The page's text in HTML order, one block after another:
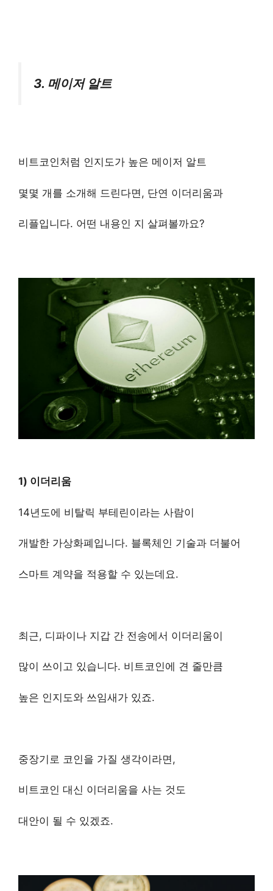
3. 메이저 알트
비트코인처럼 인지도가 높은 메이저 알트
몇몇 개를 소개해 드린다면, 단연 이더리움과
리플입니다. 어떤 내용인 지 살펴볼까요?
1) 이더리움
14년도에 비탈릭 부테린이라는 사람이
개발한 가상화폐입니다. 블록체인 기술과 더불어
스마트 계약을 적용할 수 있는데요.
최근, 디파이나 지갑 간 전송에서 이더리움이
많이 쓰이고 있습니다. 비트코인에 견 줄만큼
높은 인지도와 쓰임새가 있죠.
중장기로 코인을 가질 생각이라면,
비트코인 대신 이더리움을 사는 것도
대안이 될 수 있겠죠.